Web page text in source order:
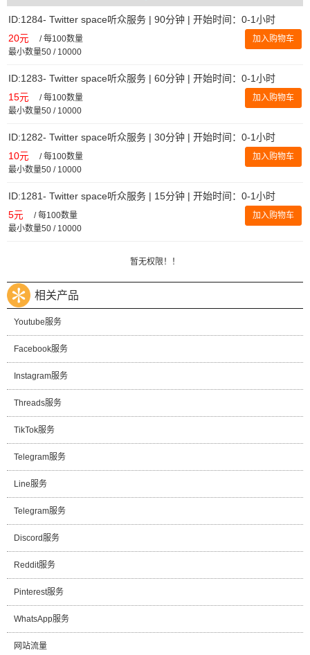
ID:1284- Twitter space听众服务 | 90分钟 | 开始时间：0-1小时
20元 /每100数量
最小数量50 / 10000
加入购物车
ID:1283- Twitter space听众服务 | 60分钟 | 开始时间：0-1小时
15元 /每100数量
最小数量50 / 10000
加入购物车
ID:1282- Twitter space听众服务 | 30分钟 | 开始时间：0-1小时
10元 /每100数量
最小数量50 / 10000
加入购物车
ID:1281- Twitter space听众服务 | 15分钟 | 开始时间：0-1小时
5元 /每100数量
最小数量50 / 10000
加入购物车
暂无权限！！
相关产品
Youtube服务
Facebook服务
Instagram服务
Threads服务
TikTok服务
Telegram服务
Line服务
Telegram服务
Discord服务
Reddit服务
Pinterest服务
WhatsApp服务
网站流量